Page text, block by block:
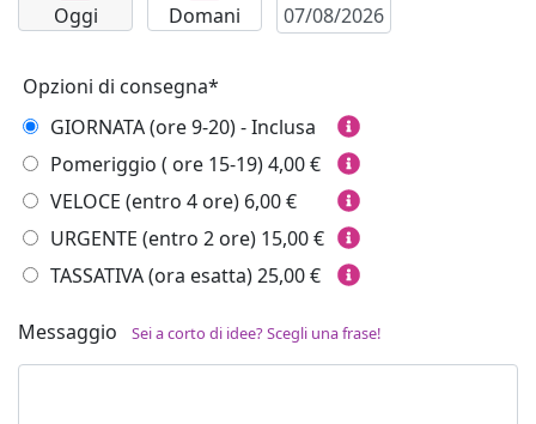
Oggi Domani
Opzioni di consegna*
GIORNATA (ore 9-20) - Inclusa
Pomeriggio ( ore 15-19)4,00 €
VELOCE (entro 4 ore) 6,00 €
URGENTE (entro 2 ore) 15,00 €
TASSATIVA (ora esatta)25,00 €
Messaggio Sei a corto di idee? Scegli una frase!